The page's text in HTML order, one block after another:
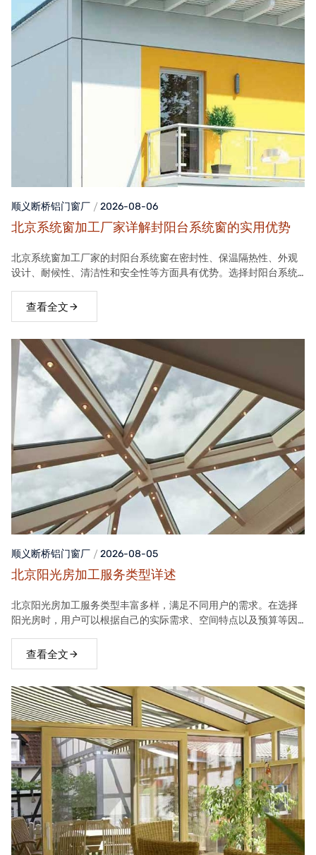
顺义断桥铝门窗厂 2026-08-06
北京系统窗加工厂家详解封阳台系统窗的实用优势
北京系统窗加工厂家的封阳台系统窗在密封性、保温隔热性、外观
设计、耐候性、清洁性和安全性等方面具有优势。选择封阳台系统
体验。
查看全文
顺义断桥铝门窗厂 2026-08-05
北京阳光房加工服务类型详述
北京阳光房加工服务类型丰富多样，满足不同用户的需求。在选择
阳光房时，用户可以根据自己的实际需求、空间特点以及预算等因
查看全文